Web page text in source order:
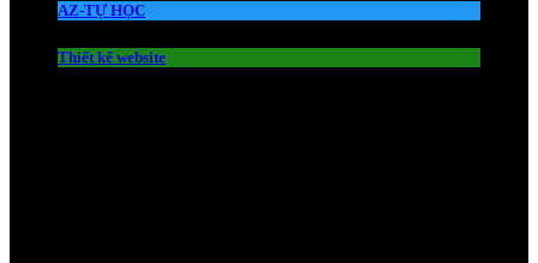
AZ-TỰ HỌC
Thiết kế website